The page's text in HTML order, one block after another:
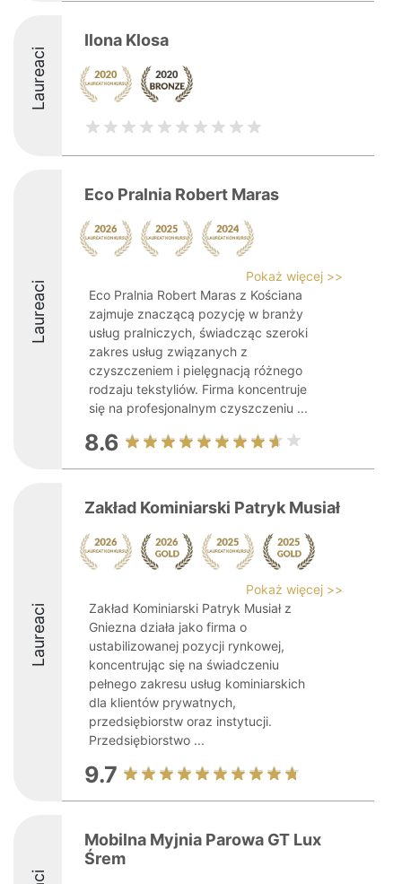
Laureaci
Ilona Klosa
Laureaci
Eco Pralnia Robert Maras
Pokaż więcej >>
Eco Pralnia Robert Maras z Kościana
zajmuje znaczącą pozycję w branży
usług pralniczych, świadcząc szeroki
zakres usług związanych z
czyszczeniem i pielęgnacją różnego
rodzaju tekstyliów. Firma koncentruje
się na profesjonalnym czyszczeniu ...
8.6
Laureaci
Zakład Kominiarski Patryk Musiał
Pokaż więcej >>
Zakład Kominiarski Patryk Musiał z
Gniezna działa jako firma o
ustabilizowanej pozycji rynkowej,
koncentrując się na świadczeniu
pełnego zakresu usług kominiarskich
dla klientów prywatnych,
przedsiębiorstw oraz instytucji.
Przedsiębiorstwo ...
9.7
Mobilna Myjnia Parowa GT Lux
Śrem